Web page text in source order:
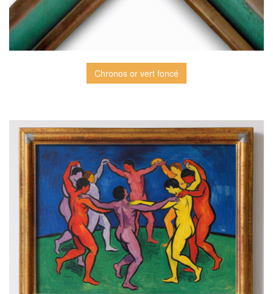
Chronos or vert foncé